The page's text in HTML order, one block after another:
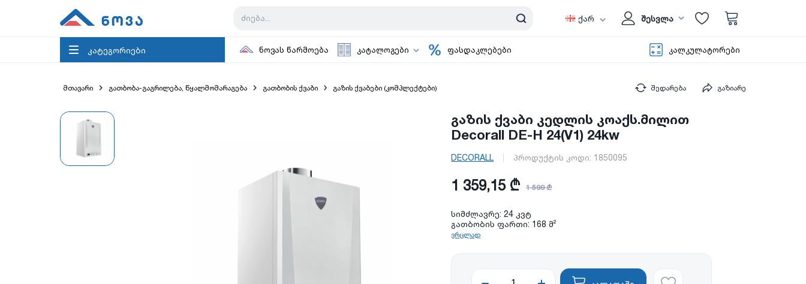
ქარ შესვლა
კატეგორიები ნოვას წარმოება კატალოგები ფასდაკლებები კალკულატორები
მთავარი გათბობა-გაგრილება, წყალმომარაგება გათბობის ქვაბი გაზის ქვაბები (კომპლექტები) შედარება გაზიარე
გაზის ქვაბი კედლის კოაქს.მილით
Decorall DE-H 24(V1) 24kw
DECORALL პროდუქტის კოდი: 1850095
1 359,15 ₾ 1 599 ₾
სიმძლავრე: 24 კვტ
გათბობის ფართი: 168 მ²
ვრცლად